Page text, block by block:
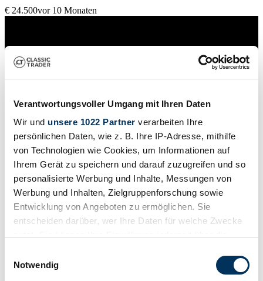
Verantwortungsvoller Umgang mit Ihren Daten
Wir und unsere 1022 Partner verarbeiten Ihre
persönlichen Daten, wie z. B. Ihre IP-Adresse, mithilfe
von Technologien wie Cookies, um Informationen auf
Ihrem Gerät zu speichern und darauf zuzugreifen und so
personalisierte Werbung und Inhalte, Messungen von
Werbung und Inhalten, Zielgruppenforschung sowie
Entwicklung von Angeboten zu ermöglichen. Sie
entscheiden darüber, wer Ihre Daten für welche Zwecke
Trigger Symbol ändern oder widerrufen
Notwendig
€ 24.500vor 10 Monaten
Karosserieform
Leistung (kW/PS)